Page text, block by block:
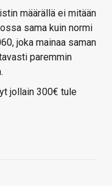
määrällä ei mitään
sama kuin normi
joka mainaa saman
paremmin
jollain 300€ tule